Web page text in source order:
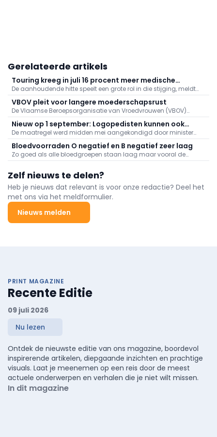
Gerelateerde artikels
Touring kreeg in juli 16 procent meer medische
dossiers binnen: "Hitte speelt grote rol"
De aanhoudende hitte speelt een grote rol in die stijging, meldt
Touring. Er kwamen daarnaast veel oproepen binnen naar
aanleiding van de bosbranden in het zuiden van Europa.
VBOV pleit voor langere moederschapsrust
De Vlaamse Beroepsorganisatie van Vroedvrouwen (VBOV)
vraagt de federale overheid om de moederschapsrust uit te
breiden tot minstens zes maanden na de bevalling.
Nieuw op 1 september: Logopedisten kunnen ook
videoconsultaties aanbieden
De maatregel werd midden mei aangekondigd door minister
van Volksgezondheid Frank Vandenbroucke (Vooruit).
Bloedvoorraden O negatief en B negatief zeer laag
Zo goed als alle bloedgroepen staan laag maar vooral de
voorraden aan O negatief en B negatief baren zorgen.
Zelf nieuws te delen?
Heb je nieuws dat relevant is voor onze redactie? Deel het
met ons via het meldformulier.
Nieuws melden
PRINT MAGAZINE
Recente Editie
09 juli 2026
Nu lezen
Ontdek de nieuwste editie van ons magazine, boordevol
inspirerende artikelen, diepgaande inzichten en prachtige
visuals. Laat je meenemen op een reis door de meest
actuele onderwerpen en verhalen die je niet wilt missen.
In dit magazine